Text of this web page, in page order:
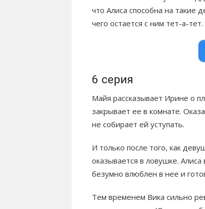
что Алиса способна на такие
чего остается с ним тет-а-тет.
6 серия
Майя рассказывает Ирине о
закрывает ее в комнате.
не собирает ей уступать.
И только после того, как
оказывается в ловушке.
безумно влюблен в нее и
Тем временем Вика сильно